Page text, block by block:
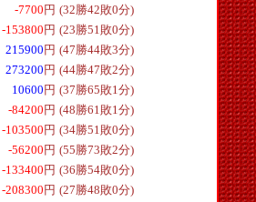
-7700 円 (32勝42敗0分)
-153800 円 (23勝51敗0分)
215900 円 (47勝44敗3分)
273200 円 (44勝47敗2分)
10600 円 (37勝65敗1分)
-84200 円 (48勝61敗1分)
-103500 円 (34勝51敗0分)
-56200 円 (55勝73敗2分)
-133400 円 (36勝54敗0分)
-208300 円 (27勝48敗0分)